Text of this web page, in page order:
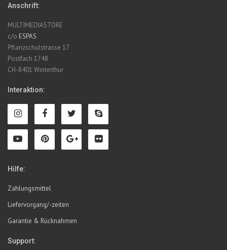
Anschrift:
MULTIMEDIASTORE
c/o ESPAS
Pflanzschulstrasse 17
Postfach 1748
CH-8401 Winterthur
Interaktion:
Hilfe:
Zahlungsmittel
Liefervorgang/-zeiten
Garantie & Rücknahmen
Support: